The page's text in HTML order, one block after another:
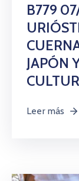
B779
JAPÓN
Leer más